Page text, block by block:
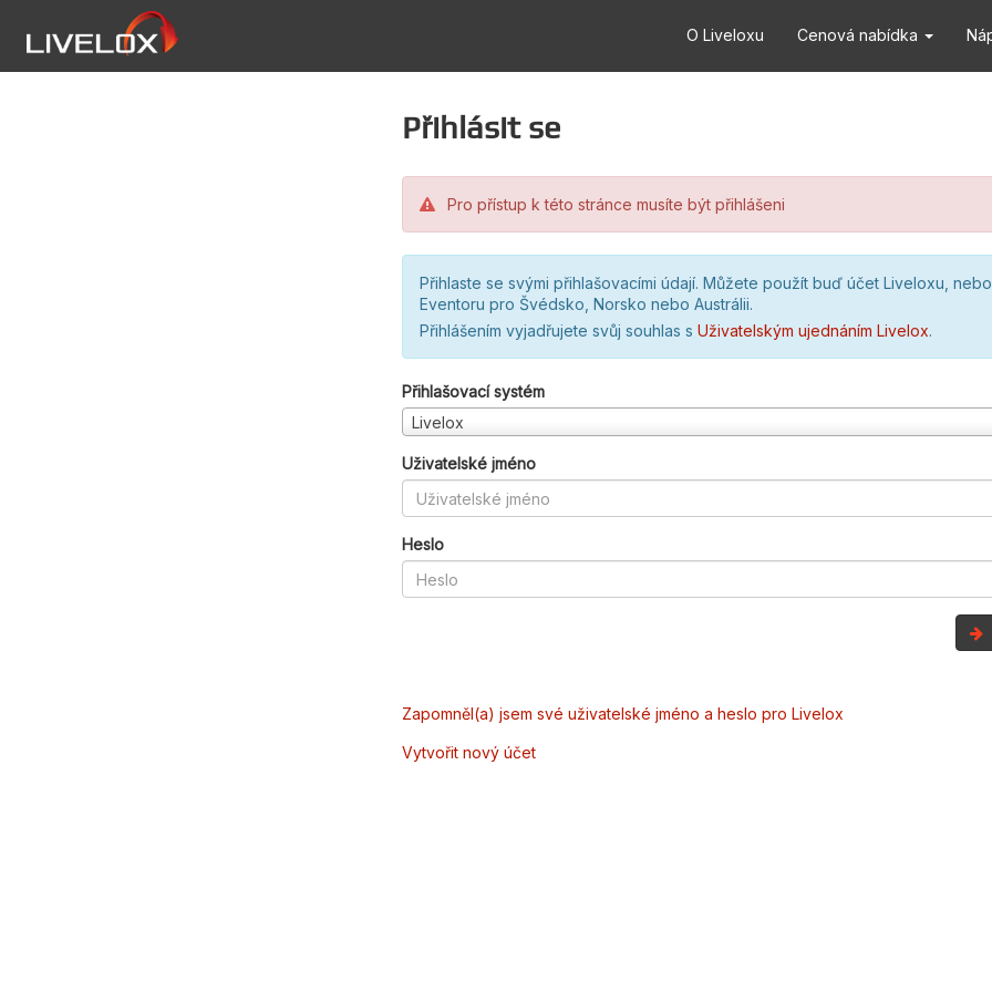
O Liveloxu Cenová nabídka
Přihlásit se
Pro přístup k této stránce musíte být přihlášeni
Přihlaste se svými přihlašovacími údají. Můžete použít buď účet Liveloxu,
Eventoru pro Švédsko, Norsko nebo Austrálii.
Přihlášením vyjadřujete svůj souhlas s Uživatelským ujednáním Livelox.
Přihlašovací systém
Livelox
Uživatelské jméno
Heslo
Zapomněl(a) jsem své uživatelské jméno a heslo pro Livelox
Vytvořit nový účet